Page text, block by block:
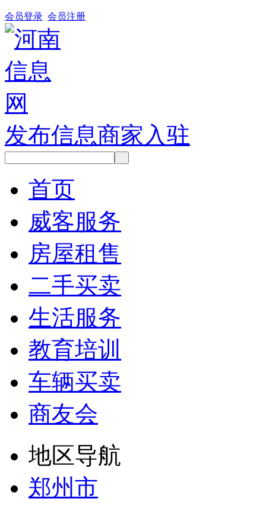
会员登录 会员注册
发布信息商家入驻
首页
威客服务
房屋租售
二手买卖
生活服务
教育培训
车辆买卖
商友会
地区导航
郑州市